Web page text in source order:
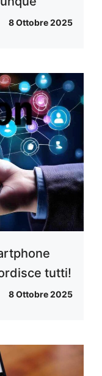
8 Ottobre 2025
tutti!
8 Ottobre 2025